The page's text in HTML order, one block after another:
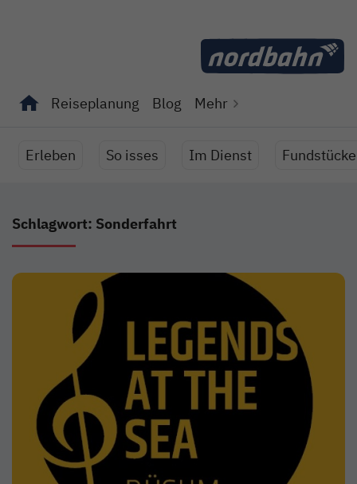
Reiseplanung Blog Mehr
Erleben So isses Im Dienst Fundstücke
Schlagwort: Sonderfahrt